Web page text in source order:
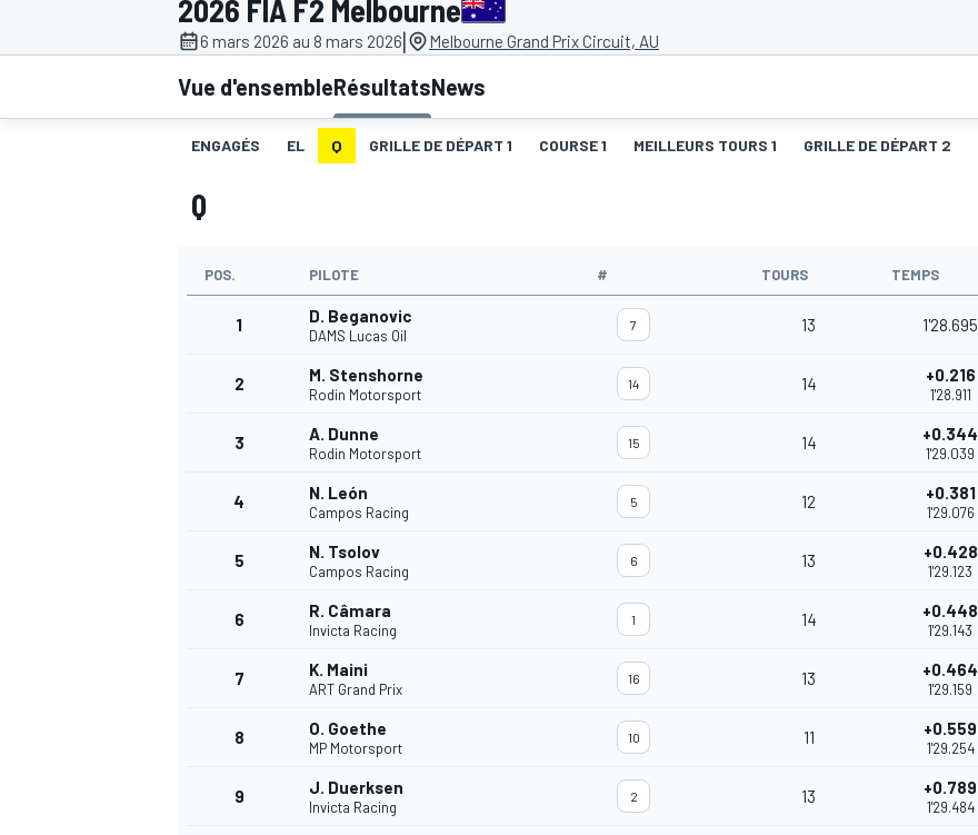
2026 FIA F2 Melbourne
6 mars 2026 au 8 mars 2026| Melbourne Grand Prix Circuit, AU
Vue d'ensembleRésultatsNews
ENGAGÉS EL Q GRILLE DE DÉPART 1 COURSE 1 MEILLEURS TOURS 1 GRILLE DE DÉPART 2
Q
POS. PILOTE # TOURS TEMPS
1 D. Beganovic
DAMS Lucas Oil
7 13 1'28.695
2 M. Stenshorne
Rodin Motorsport
14 14 +0.216
1'28.911
3 A. Dunne
Rodin Motorsport
15 14 +0.344
1'29.039
4 N. León
Campos Racing
5 12 +0.381
1'29.076
5 N. Tsolov
Campos Racing
6 13 +0.428
1'29.123
6 R. Câmara
Invicta Racing
1 14 +0.448
1'29.143
7 K. Maini
ART Grand Prix
16 13 +0.464
1'29.159
8 O. Goethe
MP Motorsport
10 11 +0.559
1'29.254
9 J. Duerksen
Invicta Racing
2 13 +0.789
1'29.484